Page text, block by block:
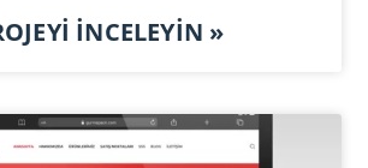
İNCELEYIN »